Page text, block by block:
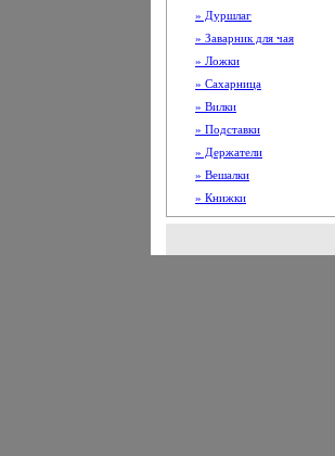
» Дуршлаг
» Заварник для чая
» Ложки
» Сахарница
» Вилки
» Подставки
» Держатели
» Вешалки
» Книжки